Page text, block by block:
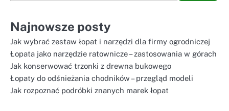
Najnowsze posty
Jak wybrać zestaw łopat i narzędzi dla firmy ogrodniczej
Łopata jako narzędzie ratownicze – zastosowania w górach
Jak konserwować trzonki z drewna bukowego
Łopaty do odśnieżania chodników – przegląd modeli
Jak rozpoznać podróbki znanych marek łopat